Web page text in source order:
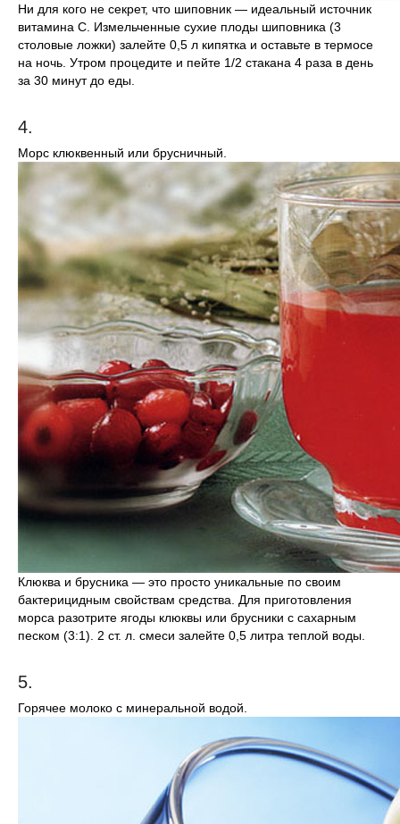
Ни для кого не секрет, что шиповник — идеальный источник
витамина С. Измельченные сухие плоды шиповника (3
столовые ложки) залейте 0,5 л кипятка и оставьте в термосе
на ночь. Утром процедите и пейте 1/2 стакана 4 раза в день
за 30 минут до еды.
4.
Морс клюквенный или брусничный.
Клюква и брусника — это просто уникальные по своим
бактерицидным свойствам средства. Для приготовления
морса разотрите ягоды клюквы или брусники с сахарным
песком (3:1). 2 ст. л. смеси залейте 0,5 литра теплой воды.
5.
Горячее молоко с минеральной водой.